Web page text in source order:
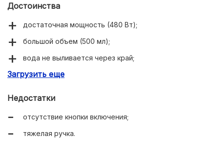
Достоинства
достаточная мощность (480 Вт);
большой объем (500 мл);
вода не выливается через край;
долговечность (до 10 лет);
Загрузить еще
Недостатки
отсутствие кнопки включения;
тяжелая ручка.